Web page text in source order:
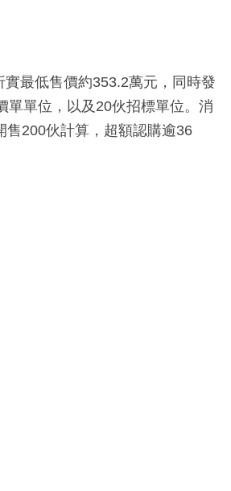
最低售價約353.2萬元，同時發
單單位，以及20伙招標單位。消
售200伙計算，超額認購逾36